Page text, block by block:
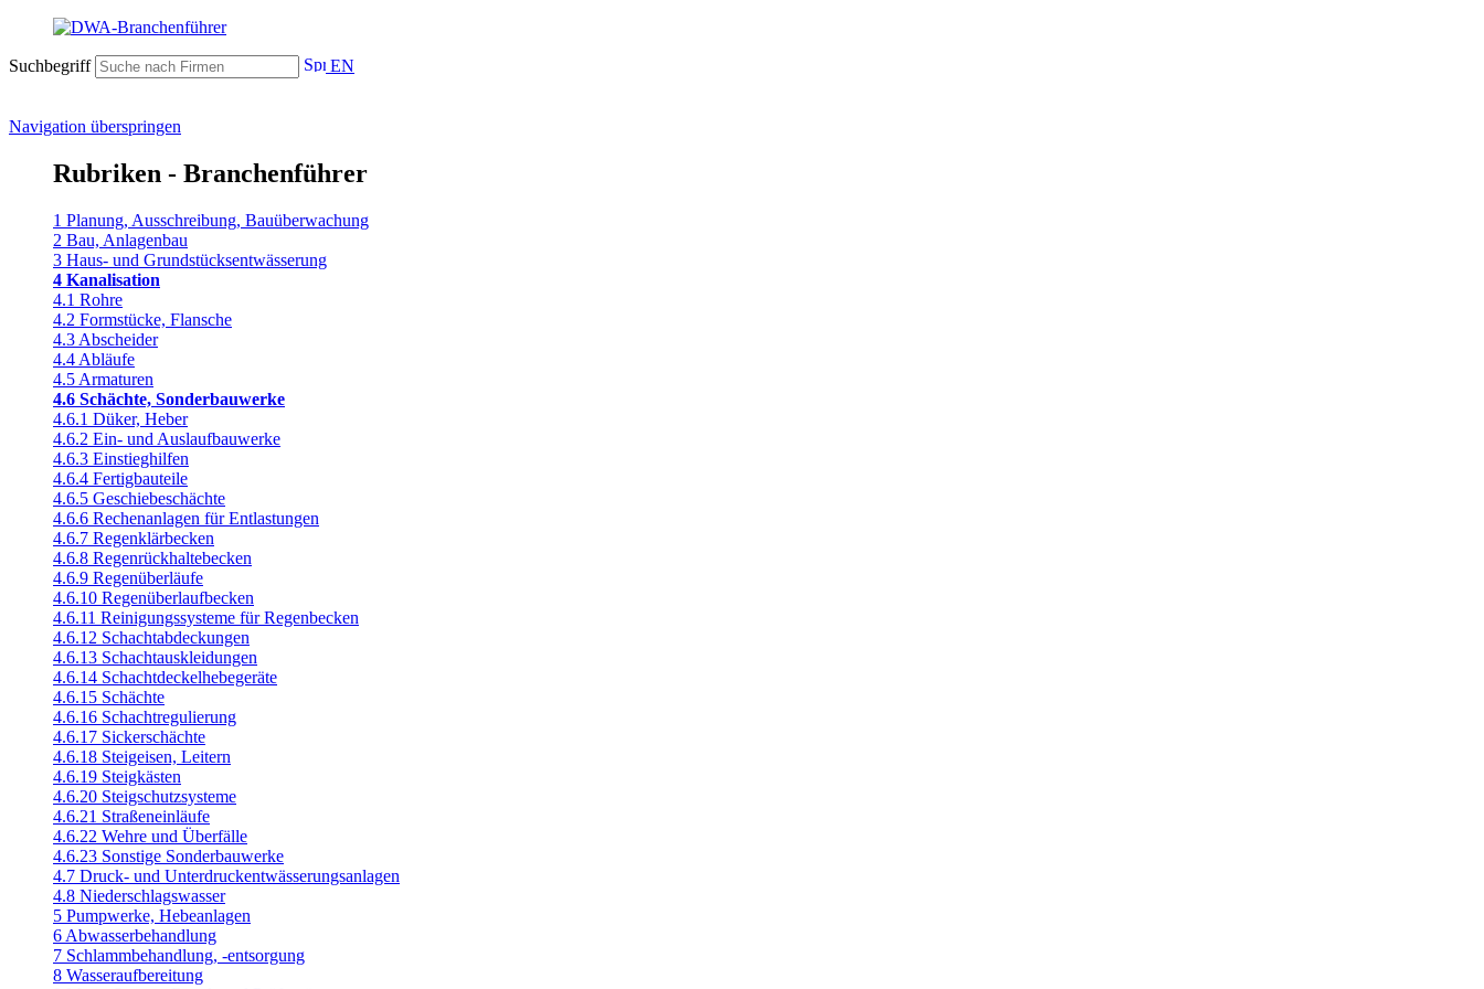
Suchbegriff EN
Navigation überspringen
Rubriken - Branchenführer
1 Planung, Ausschreibung, Bauüberwachung
2 Bau, Anlagenbau
3 Haus- und Grundstücksentwässerung
4 Kanalisation
4.1 Rohre
4.2 Formstücke, Flansche
4.3 Abscheider
4.4 Abläufe
4.5 Armaturen
4.6 Schächte, Sonderbauwerke
4.6.1 Düker, Heber
4.6.2 Ein- und Auslaufbauwerke
4.6.3 Einstieghilfen
4.6.4 Fertigbauteile
4.6.5 Geschiebeschächte
4.6.6 Rechenanlagen für Entlastungen
4.6.7 Regenklärbecken
4.6.8 Regenrückhaltebecken
4.6.9 Regenüberläufe
4.6.10 Regenüberlaufbecken
4.6.11 Reinigungssysteme für Regenbecken
4.6.12 Schachtabdeckungen
4.6.13 Schachtauskleidungen
4.6.14 Schachtdeckelhebegeräte
4.6.15 Schächte
4.6.16 Schachtregulierung
4.6.17 Sickerschächte
4.6.18 Steigeisen, Leitern
4.6.19 Steigkästen
4.6.20 Steigschutzsysteme
4.6.21 Straßeneinläufe
4.6.22 Wehre und Überfälle
4.6.23 Sonstige Sonderbauwerke
4.7 Druck- und Unterdruckentwässerungsanlagen
4.8 Niederschlagswasser
5 Pumpwerke, Hebeanlagen
6 Abwasserbehandlung
7 Schlammbehandlung, -entsorgung
8 Wasseraufbereitung